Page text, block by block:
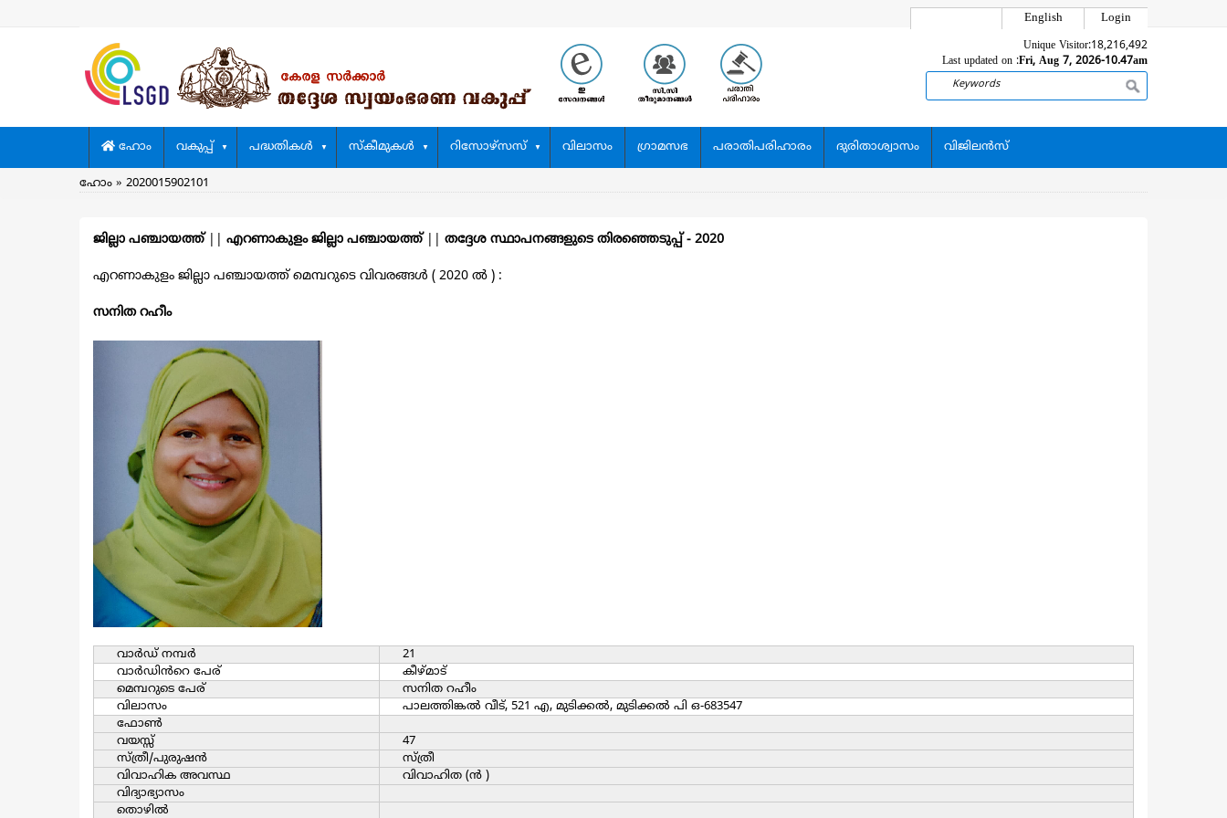
Login
English
Unique Visitor:18,216,492
Last updated on :Fri, Aug 7, 2026-10.47am
Search
Main
navigation
ഹോം വകുപ്പ് പദ്ധതികള്‍ സ്കീമുകള്‍ റിസോഴ്സസ് വിലാസം ഗ്രാമസഭ പരാതിപരിഹാരം ദുരിതാശ്വാസം വിജിലന്‍സ്
Breadcrumb
ഹോം 2020015902101
ജില്ലാ പഞ്ചായത്ത്|| എറണാകുളം ജില്ലാ പഞ്ചായത്ത് തദ്ദേശ സ്ഥാപനങ്ങളുടെ തിരഞ്ഞെടുപ്പ്‌ - 2020
എറണാകുളം ജില്ലാ പഞ്ചായത്ത് മെമ്പറുടെ വിവരങ്ങള്‍ ( 2020 ല്‍ ) :
സനിത റഹീം
വാര്‍ഡ്‌ നമ്പര്‍
21
വാര്‍ഡിൻറെ പേര്
കീഴ്മാട്
മെമ്പറുടെ പേര്
സനിത റഹീം
വിലാസം
പാലത്തിങ്കൽ വീട്, 521 എ, മുടിക്കൽ, മുടിക്കൽ പി ഒ-683547
ഫോൺ
വയസ്സ്
47
സ്ത്രീ/പുരുഷന്‍
സ്ത്രീ
വിവാഹിക അവസ്ഥ
വിവാഹിത (ന്‍ )
വിദ്യാഭ്യാസം
തൊഴില്‍